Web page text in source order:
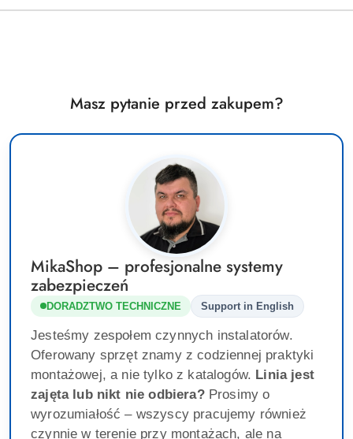
Masz pytanie przed zakupem?
MikaShop – profesjonalne systemy
zabezpieczeń
DORADZTWO TECHNICZNE Support in English
Jesteśmy zespołem czynnych instalatorów.
Oferowany sprzęt znamy z codziennej praktyki
montażowej, a nie tylko z katalogów. Linia jest
zajęta lub nikt nie odbiera?Prosimy o
wyrozumiałość – wszyscy pracujemy również
czynnie w terenie przy montażach, ale na